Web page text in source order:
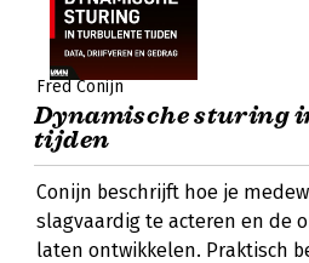
Fred Conijn
Dynamische sturing
tijden
Conijn beschrijft hoe je
slagvaardig te acteren en de
laten ontwikkelen. Praktisch